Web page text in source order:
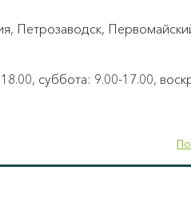
Петрозаводск,
суббота: 9.00-17.00,